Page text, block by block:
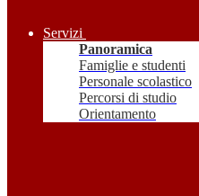
Servizi
Panoramica
Famiglie e studenti
Personale scolastico
Percorsi di studio
Orientamento